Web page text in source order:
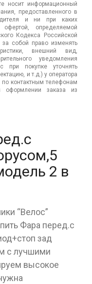
носит информационный
предоставленного в
и ни при каких
определяемой
Кодекса Российской
за собой право изменять
внешний вид,
уведомления
при покупке уточнять
и т.д.) у оператора
по контактным телефонам
оформлении заказа из
2 в
“Велос”
Фара перед.с
зад
с лучшими
высокое